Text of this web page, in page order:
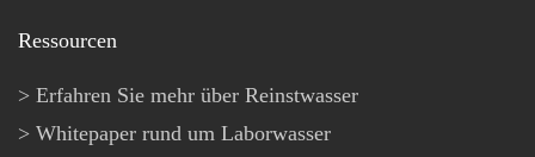
Ressourcen
Erfahren Sie mehr über Reinstwasser
Whitepaper rund um Laborwasser